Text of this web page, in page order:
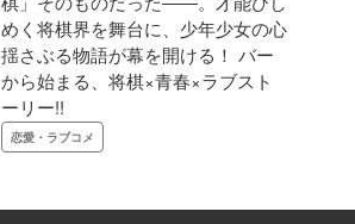
めく将棋界を舞台に、少年少女の心
揺さぶる物語が幕を開ける！ バー
から始まる、将棋×青春×ラブスト
ーリー!!
恋愛・ラブコメ